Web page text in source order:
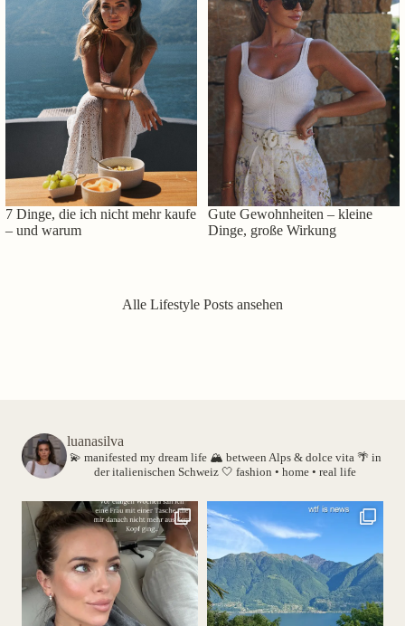
7 Dinge, die ich nicht mehr kaufe
– und warum
Gute Gewohnheiten – kleine
Dinge, große Wirkung
Alle Lifestyle Posts ansehen
luanasilva
💫 manifested my dream life 🏔️ between Alps & dolce vita 🌴 in
der italienischen Schweiz 🤍 fashion • home • real life